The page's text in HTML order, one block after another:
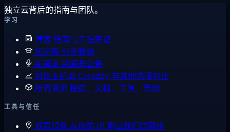
独立云背后的指南与团队。
学习
博客指南与工程笔记
知识库 分步教程
新闻室 新闻与公告
对比主机商 Cloudzy 与其他选择对比
所有资源指南、文档、工具、新闻
工具与信任
观看镜像 从你的 IP 测试我们的网络